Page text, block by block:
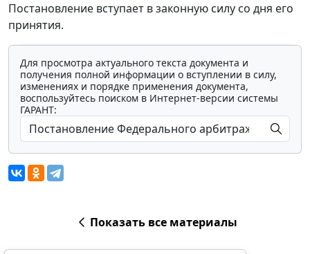
Постановление вступает в законную силу со дня его
принятия.
Для просмотра актуального текста документа и
получения полной информации о вступлении в силу,
изменениях и порядке применения документа,
воспользуйтесь поиском в Интернет-версии системы
ГАРАНТ:
Показать все материалы